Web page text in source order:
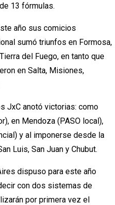
13 fórmulas.
año sus comicios
sumó triunfos en Formosa,
del Fuego, en tanto que
en Salta, Misiones,
JxC anotó victorias: como
en Mendoza (PASO local),
y al imponerse desde la
Luis, San Juan y Chubut.
dispuso para este año
con dos sistemas de
por primera vez el